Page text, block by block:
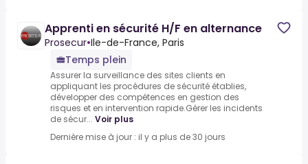
Apprenti en sécurité H/F en alternance
Prosecur•Ile-de-France, Paris
Temps plein
Assurer la surveillance des sites clients en
appliquant les procédures de sécurité établies,
développer des compétences en gestion des
risques et en intervention rapide.Gérer les incidents
de sécur... Voir plus
Dernière mise à jour : il y a plus de 30 jours